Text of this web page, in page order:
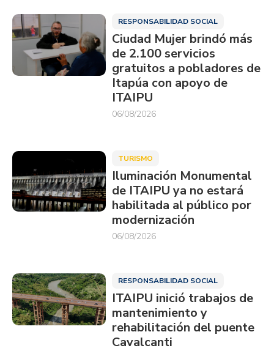
RESPONSABILIDAD SOCIAL
Ciudad Mujer brindó más
de 2.100 servicios
gratuitos a pobladores de
Itapúa con apoyo de
ITAIPU
06/08/2026
TURISMO
Iluminación Monumental
de ITAIPU ya no estará
habilitada al público por
modernización
06/08/2026
RESPONSABILIDAD SOCIAL
ITAIPU inició trabajos de
mantenimiento y
rehabilitación del puente
Cavalcanti